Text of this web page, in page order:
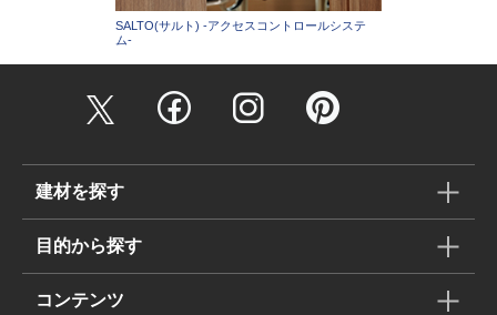
SALTO(サルト) -アクセスコントロールシステ
ム-
建材を探す
目的から探す
コンテンツ